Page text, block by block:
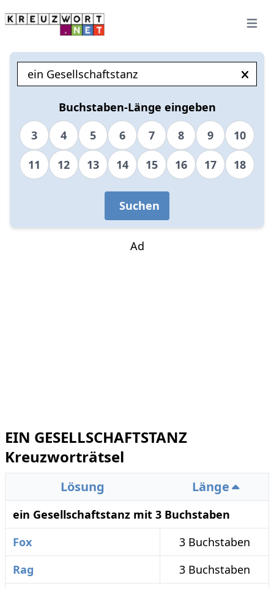
Open
Buchstaben-Länge eingeben
3
4 5 6 7 8 9
10
11
12 13 14 15 16 17 18
Suchen
Ad
EIN GESELLSCHAFTSTANZ
Kreuzworträtsel
Lösung Länge
ein Gesellschaftstanz mit 3 Buchstaben
Fox
3 Buchstaben
Rag
3 Buchstaben